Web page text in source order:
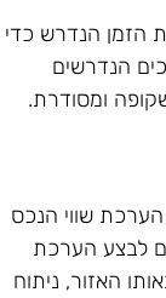
הנדרש כדי
הנדרשים
ומסודרת.
שווי הנכס
לבצע הערכת
האזור, ניתוח